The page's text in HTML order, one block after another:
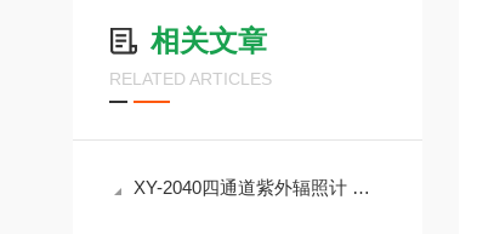
相关文章
RELATED ARTICLES
XY-2040四通道紫外辐照计 多通道紫外辐照计技术参数